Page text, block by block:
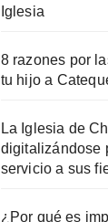
Iglesia
8 razones por
tu hijo a
La Iglesia de
digitalizándose
servicio a sus
¿Por qué es